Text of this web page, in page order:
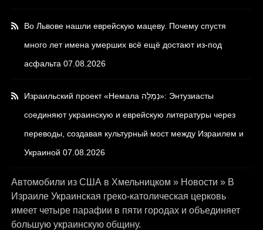
Во Львове нашли еврейскую мацеву. Почему спустя
много лет имена умерших всё ещё достают из-под
асфальта 07.08.2026
Израильский проект «Немала נְמָלָה»: Энтузиасты
соединяют украинскую и еврейскую литературы через
переводы, создавая культурный мост между Израилем и
Украиной 07.08.2026
Автомобили из США в Хмельницком » Новости » В
Израиле Украинская греко-католическая церковь
имеет четыре парафии в пяти городах и объединяет
большую украинскую общину.